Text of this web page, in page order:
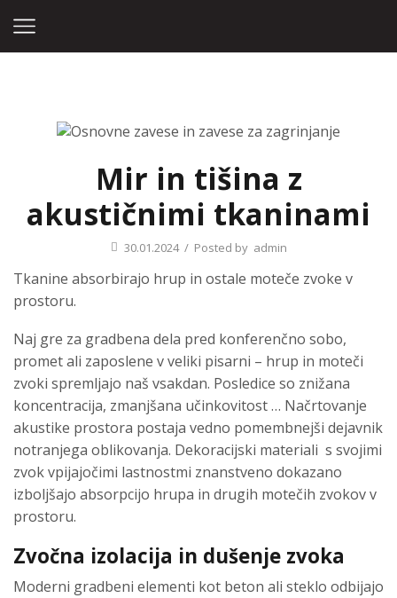
Mir in tišina z
akustičnimi tkaninami
30.01.2024 / Posted by admin
Tkanine absorbirajo hrup in ostale moteče zvoke v
prostoru.
Naj gre za gradbena dela pred konferenčno sobo,
promet ali zaposlene v veliki pisarni – hrup in moteči
zvoki spremljajo naš vsakdan. Posledice so znižana
koncentracija, zmanjšana učinkovitost … Načrtovanje
akustike prostora postaja vedno pomembnejši dejavnik
notranjega oblikovanja. Dekoracijski materiali s svojimi
zvok vpijajočimi lastnostmi znanstveno dokazano
izboljšajo absorpcijo hrupa in drugih motečih zvokov v
prostoru.
Zvočna izolacija in dušenje zvoka
Moderni gradbeni elementi kot beton ali steklo odbijajo